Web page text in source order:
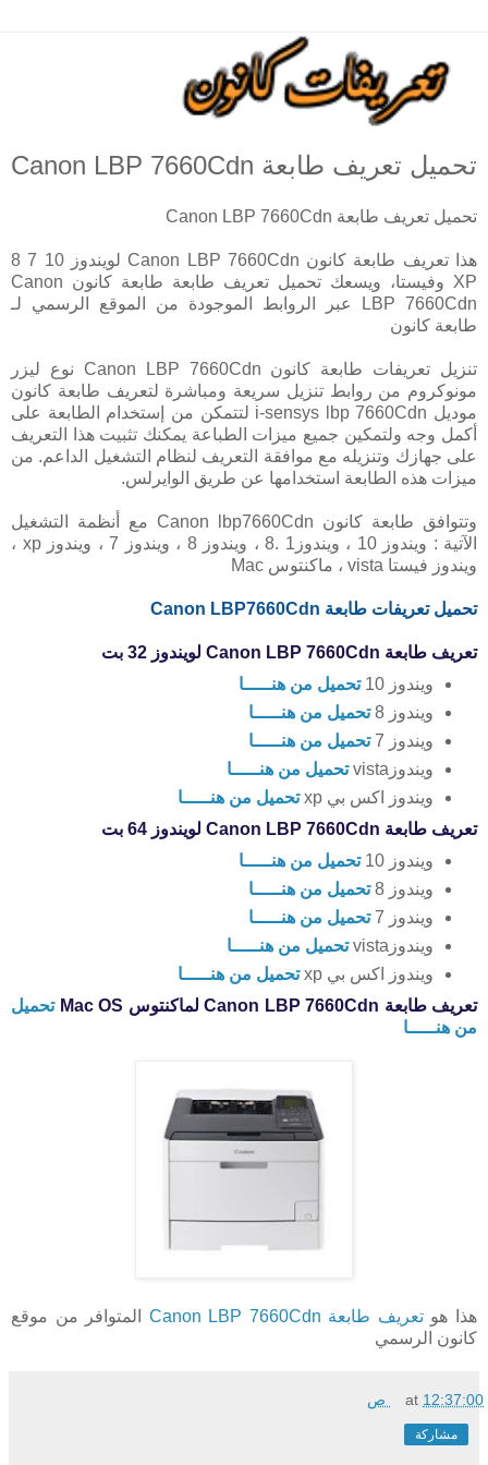
تحميل تعريف طابعة Canon LBP 7660Cdn
تحميل تعريف طابعة Canon LBP 7660Cdn
هذا تعريف طابعة كانون Canon LBP 7660Cdn لويندوز 10 7 8
XP وفيستا، ويسعك تحميل تعريف طابعة طابعة كانون Canon
LBP 7660Cdn عبر الروابط الموجودة من الموقع الرسمي لـ
طابعة كانون
تنزيل تعريفات طابعة كانون Canon LBP 7660Cdn نوع ليزر
مونوكروم من روابط تنزيل سريعة ومباشرة لتعريف طابعة كانون
موديل i-sensys lbp 7660Cdn لتتمكن من إستخدام الطابعة على
أكمل وجه ولتمكين جميع ميزات الطباعة يمكنك تثبيت هذا التعريف
على جهازك وتنزيله مع موافقة التعريف لنظام التشغيل الداعم. من
ميزات هذه الطابعة استخدامها عن طريق الوايرلس.
وتتوافق طابعة كانون Canon lbp7660Cdn مع أنظمة التشغيل
الآتية : ويندوز 10 ، ويندوز1 .8 ، ويندوز 8 ، ويندوز 7 ، ويندوز xp ،
ويندوز فيستا vista ، ماكنتوس Mac
تحميل تعريفات طابعة Canon LBP7660Cdn
تعريف طابعة Canon LBP 7660Cdn لويندوز 32 بت
ويندوز 10
تحميل من هنـــــا
ويندوز 8
تحميل من هنـــــا
ويندوز 7
تحميل من هنـــــا
ويندوزvista
تحميل من هنـــــا
ويندوز اكس بي xp
تحميل من هنـــــا
تعريف طابعة Canon LBP 7660Cdn لويندوز 64 بت
ويندوز 10
تحميل من هنـــــا
ويندوز 8
تحميل من هنـــــا
ويندوز 7
تحميل من هنـــــا
ويندوزvista
تحميل من هنـــــا
ويندوز اكس بي xp
تحميل من هنـــــا
تعريف طابعة Canon LBP 7660Cdn لماكنتوس Mac OS
تحميل
من هنـــــا
هذا هوتعريف طابعة Canon LBP 7660Cdn
المتوافر من موقع
كانون الرسمي
at 12:37:00 ص
مشاركة